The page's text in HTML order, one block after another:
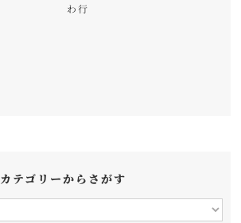
わ行
カテゴリーからさがす